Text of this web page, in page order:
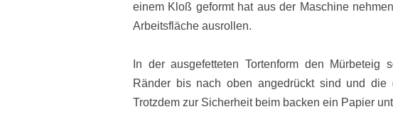
einem Kloß geformt hat aus der Maschine
Arbeitsfläche ausrollen.
In der ausgefetteten Tortenform den Mürbeteig
Ränder bis nach oben angedrückt sind und die
Trotzdem zur Sicherheit beim backen ein Papier